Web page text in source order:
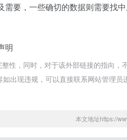
要，一些确切的数据则需要找中
明
性，同时，对于该外部链接的指向，
出现违规，可以直接联系网站管理员
本文地址https://